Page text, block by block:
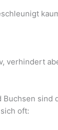
verhindert
sind
oft: